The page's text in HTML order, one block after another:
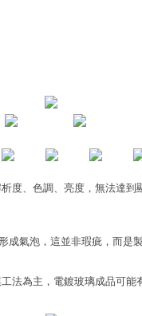
度、色調、亮度，無法達
氣泡，這並非瑕疵，而是
法為主，電鍍玻璃成品可